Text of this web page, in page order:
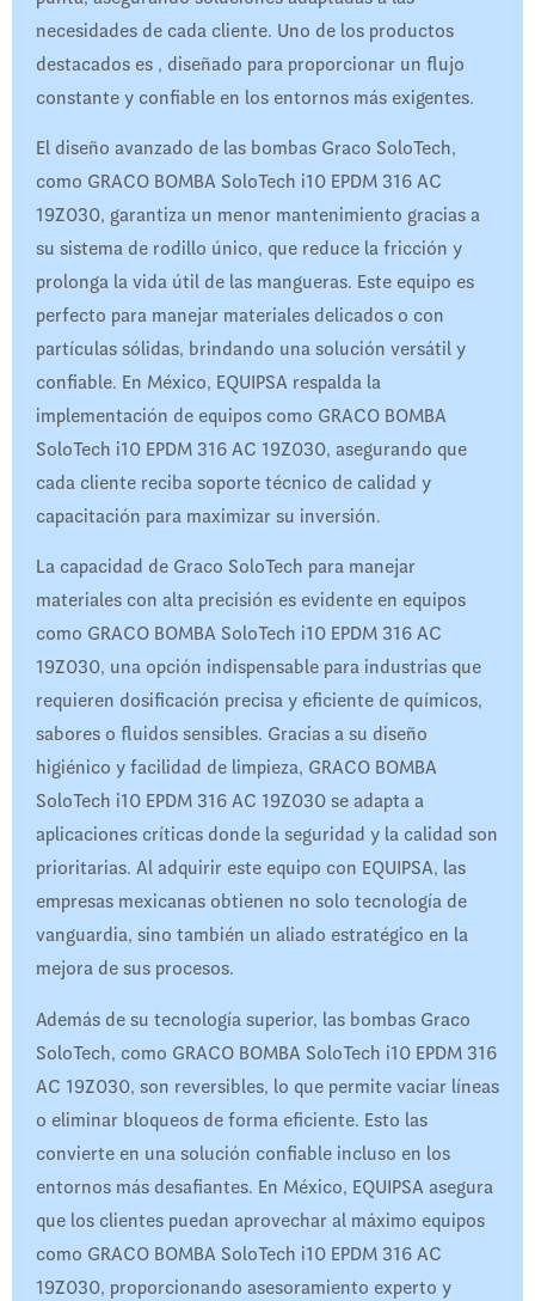
necesidades de cada cliente. Uno de los productos
destacados es , diseñado para proporcionar un flujo
constante y confiable en los entornos más exigentes.
El diseño avanzado de las bombas Graco SoloTech,
como GRACO BOMBA SoloTech i10 EPDM 316 AC
19Z030, garantiza un menor mantenimiento gracias a
su sistema de rodillo único, que reduce la fricción y
prolonga la vida útil de las mangueras. Este equipo es
perfecto para manejar materiales delicados o con
partículas sólidas, brindando una solución versátil y
confiable. En México, EQUIPSA respalda la
implementación de equipos como GRACO BOMBA
SoloTech i10 EPDM 316 AC 19Z030, asegurando que
cada cliente reciba soporte técnico de calidad y
capacitación para maximizar su inversión.
La capacidad de Graco SoloTech para manejar
materiales con alta precisión es evidente en equipos
como GRACO BOMBA SoloTech i10 EPDM 316 AC
19Z030, una opción indispensable para industrias que
requieren dosificación precisa y eficiente de químicos,
sabores o fluidos sensibles. Gracias a su diseño
higiénico y facilidad de limpieza, GRACO BOMBA
SoloTech i10 EPDM 316 AC 19Z030 se adapta a
aplicaciones críticas donde la seguridad y la calidad son
prioritarias. Al adquirir este equipo con EQUIPSA, las
empresas mexicanas obtienen no solo tecnología de
vanguardia, sino también un aliado estratégico en la
mejora de sus procesos.
Además de su tecnología superior, las bombas Graco
SoloTech, como GRACO BOMBA SoloTech i10 EPDM 316
AC 19Z030, son reversibles, lo que permite vaciar líneas
o eliminar bloqueos de forma eficiente. Esto las
convierte en una solución confiable incluso en los
entornos más desafiantes. En México, EQUIPSA asegura
que los clientes puedan aprovechar al máximo equipos
como GRACO BOMBA SoloTech i10 EPDM 316 AC
19Z030, proporcionando asesoramiento experto y